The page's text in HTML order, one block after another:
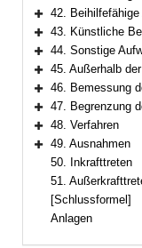
Bereich erweitern
Bereich erweitern
42.
Bereich erweitern
43. Künstliche
Bereich erweitern
44. Sonstige
Bereich erweitern
45. Außerhalb der
Bereich erweitern
46. Bemessung
Bereich erweitern
47. Begrenzung
Bereich erweitern
48. Verfahren
Bereich erweitern
49. Ausnahmen
50. Inkrafttreten
51.
[Schlussformel]
Anlagen